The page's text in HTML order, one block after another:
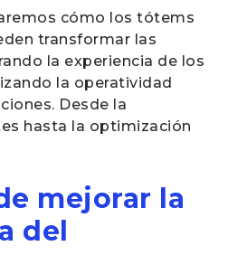
cómo los tótems
transformar las
la experiencia de los
la operatividad
Desde la
hasta la optimización
mejorar la
del